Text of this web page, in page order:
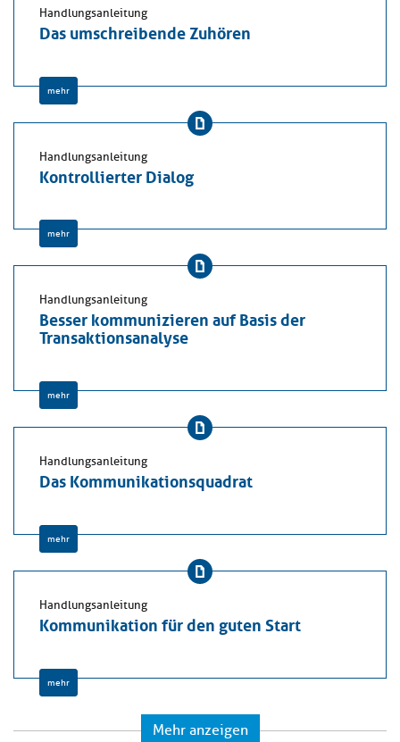
Handlungsanleitung
Das umschreibende Zuhören
mehr
Handlungsanleitung
Kontrollierter Dialog
mehr
Handlungsanleitung
Besser kommunizieren auf Basis der
Transaktionsanalyse
mehr
Handlungsanleitung
Das Kommunikationsquadrat
mehr
Handlungsanleitung
Kommunikation für den guten Start
mehr
Mehr anzeigen